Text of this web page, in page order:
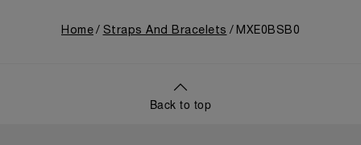
Home Straps And Bracelets MXE0BSB0
Back to top